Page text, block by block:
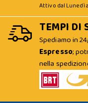
Attivo dal Lunedì
TEMPI DI
Spediamo in
Espresso;
nella